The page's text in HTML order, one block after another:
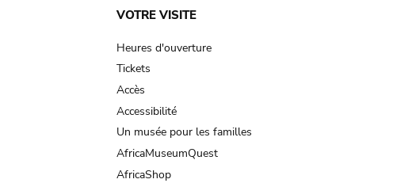
Main
navigation
VOTRE VISITE
Heures d'ouverture
Tickets
Accès
Accessibilité
Un musée pour les familles
AfricaMuseumQuest
AfricaShop